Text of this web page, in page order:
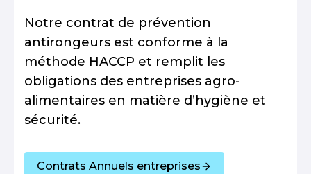
Notre contrat de prévention
antirongeurs est conforme à la
méthode HACCP et remplit les
obligations des entreprises agro-
alimentaires en matière d’hygiène et
sécurité.
Contrats Annuels entreprises